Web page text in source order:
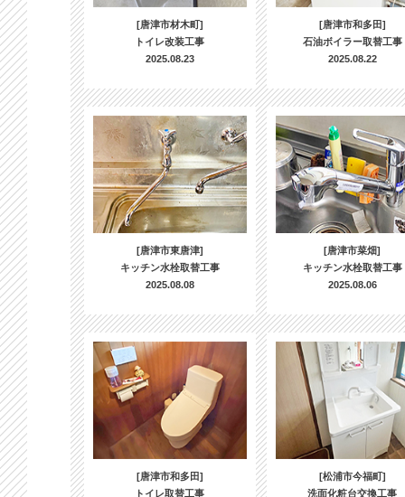
[唐津市材木町]
トイレ改装工事
2025.08.23
[唐津市和多田]
石油ボイラー取替工事
2025.08.22
[唐津市東唐津]
キッチン水栓取替工事
2025.08.08
[唐津市菜畑]
キッチン水栓取替工事
2025.08.06
[唐津市和多田]
トイレ取替工事
[松浦市今福町]
洗面化粧台交換工事